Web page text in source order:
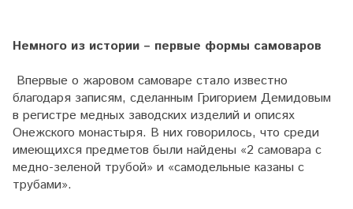
Немного из истории – первые формы самоваров
Впервые о жаровом самоваре стало известно
благодаря записям, сделанным Григорием Демидовым
в регистре медных заводских изделий и описях
Онежского монастыря. В них говорилось, что среди
имеющихся предметов были найдены «2 самовара с
медно-зеленой трубой» и «самодельные казаны с
трубами».